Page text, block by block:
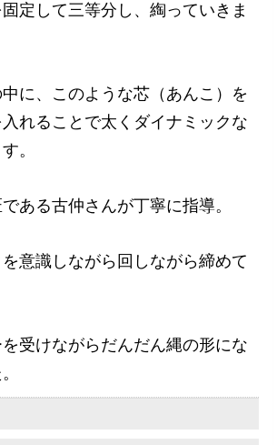
定して三等分し、綯っていきま
に、このような芯（あんこ）を
れることで太くダイナミックな
。
ある古仲さんが丁寧に指導。
意識しながら回しながら締めて
受けながらだんだん縄の形にな